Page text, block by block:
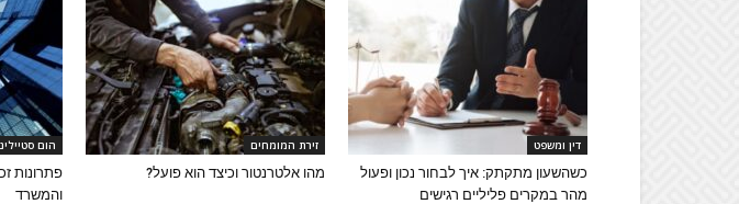
דין ומשפט
כשהשעון מתקתק: איך לבחור נכון ופעול
מהר במקרים פליליים רגישים
זירת המומחים
מהו אלטרנטור וכיצד הוא פועל?
הום
פתרונות
והמשרד